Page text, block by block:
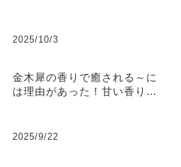
2025/10/3
金木犀の香りで癒される～に
は理由があった！甘い香りに
2025/9/22